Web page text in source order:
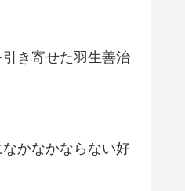
き寄せた羽生善治
かなかならない好